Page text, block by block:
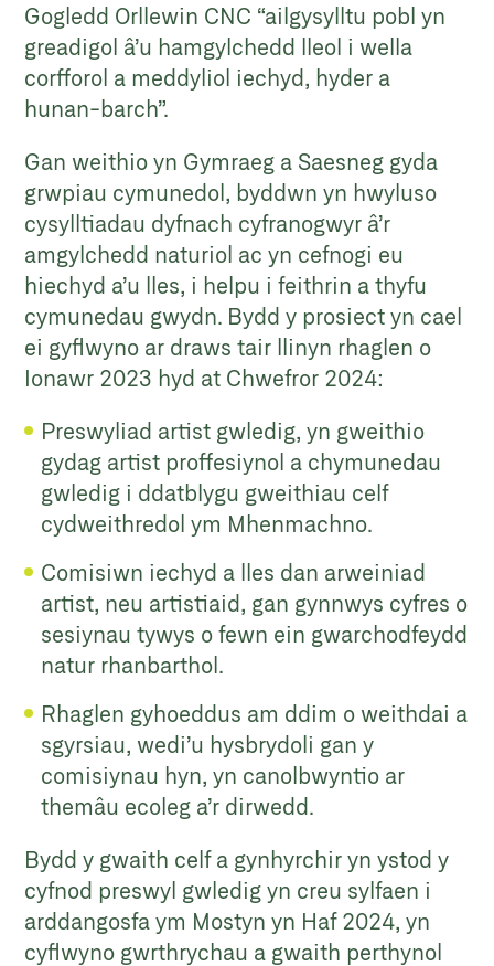
Gogledd Orllewin CNC “ailgysylltu pobl yn
greadigol â’u hamgylchedd lleol i wella
corfforol a meddyliol iechyd, hyder a
hunan-barch”.
Gan weithio yn Gymraeg a Saesneg gyda
grwpiau cymunedol, byddwn yn hwyluso
cysylltiadau dyfnach cyfranogwyr â’r
amgylchedd naturiol ac yn cefnogi eu
hiechyd a’u lles, i helpu i feithrin a thyfu
cymunedau gwydn. Bydd y prosiect yn cael
ei gyflwyno ar draws tair llinyn rhaglen o
Ionawr 2023 hyd at Chwefror 2024:
Preswyliad artist gwledig, yn gweithio
gydag artist proffesiynol a chymunedau
gwledig i ddatblygu gweithiau celf
cydweithredol ym Mhenmachno.
Comisiwn iechyd a lles dan arweiniad
artist, neu artistiaid, gan gynnwys cyfres o
sesiynau tywys o fewn ein gwarchodfeydd
natur rhanbarthol.
Rhaglen gyhoeddus am ddim o weithdai a
sgyrsiau, wedi’u hysbrydoli gan y
comisiynau hyn, yn canolbwyntio ar
themâu ecoleg a’r dirwedd.
Bydd y gwaith celf a gynhyrchir yn ystod y
cyfnod preswyl gwledig yn creu sylfaen i
arddangosfa ym Mostyn yn Haf 2024, yn
cyflwyno gwrthrychau a gwaith perthynol